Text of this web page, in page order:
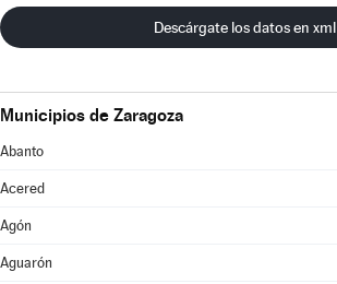
Descárgate los datos en xml
Municipios de Zaragoza
Abanto
Acered
Agón
Aguarón